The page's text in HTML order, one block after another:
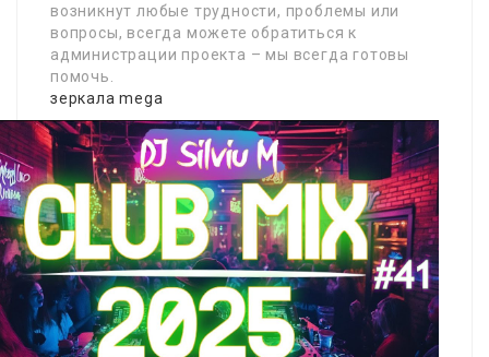
возникнут любые трудности, проблемы или
вопросы, всегда можете обратиться к
администрации проекта – мы всегда готовы
помочь.
зеркала mega